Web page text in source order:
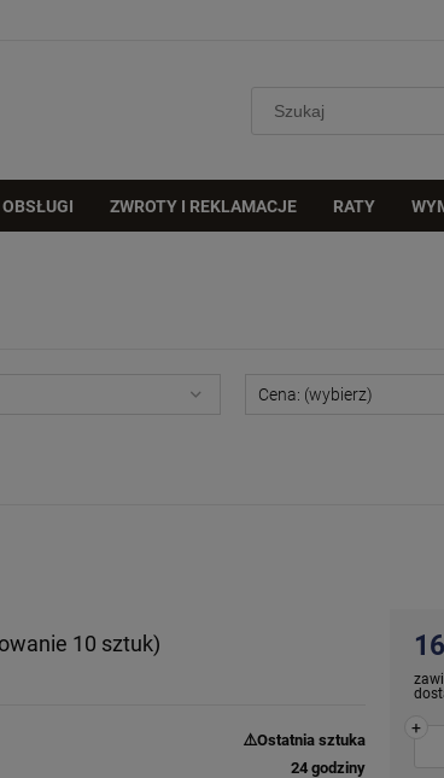
ZWROTY I REKLAMACJE RATY
Cena: (wybierz)
10 sztuk)
⚠️Ostatnia sztuka
24 godziny
+